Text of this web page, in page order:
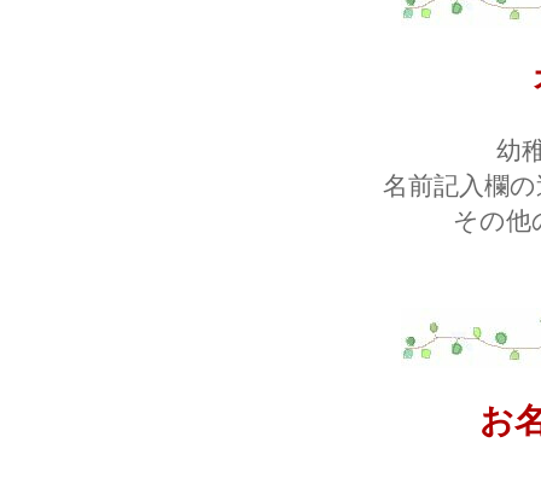
幼
名前記入欄
その他
お